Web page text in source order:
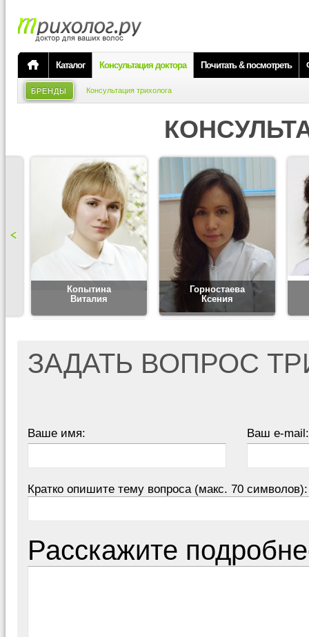
Каталог Консультация доктора Почитать & посмотреть
БРЕНДЫ Консультация трихолога
Копытина
Виталия
Горностаева
Ксения
ЗАДАТЬ ВОПРОС
Ваше имя: Ваш e-mail:
Кратко опишите тему вопроса (макс. 70 символов):
Расскажите